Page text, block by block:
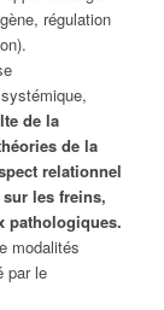
régulation
de la
de la
relationnel
les freins,
pathologiques.
modalités
par le